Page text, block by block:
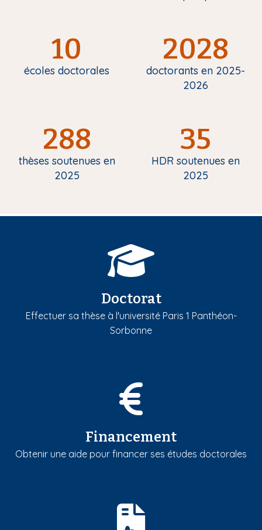
10
écoles doctorales
2028
doctorants en 2025-
2026
288
thèses soutenues en
2025
35
HDR soutenues en
2025
Doctorat
Effectuer sa thèse à l'université Paris 1 Panthéon-
Sorbonne
Financement
Obtenir une aide pour financer ses études doctorales